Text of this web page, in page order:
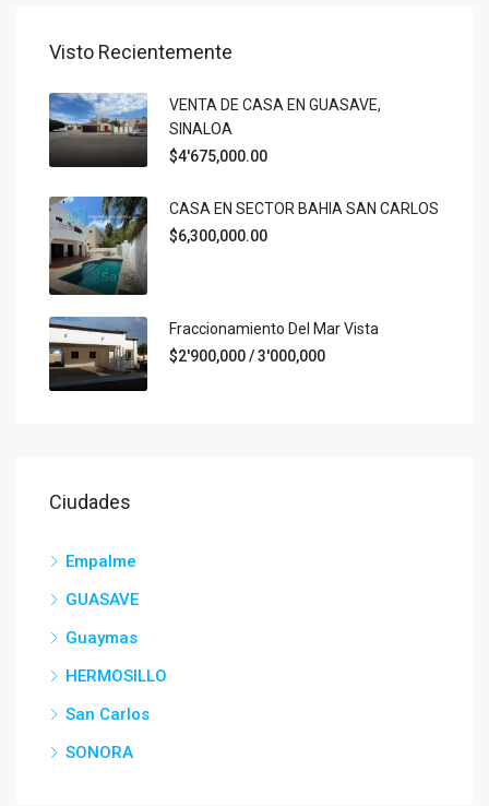
Visto Recientemente
VENTA DE CASA EN GUASAVE,
SINALOA
$4'675,000.00
CASA EN SECTOR BAHIA SAN CARLOS
$6,300,000.00
Fraccionamiento Del Mar Vista
$2'900,000 / 3'000,000
Ciudades
Empalme
GUASAVE
Guaymas
HERMOSILLO
San Carlos
SONORA